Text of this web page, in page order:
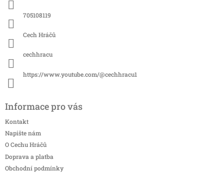
705108119
Cech Hráčů
cechhracu
https://www.youtube.com/@cechhracu1
Informace pro vás
Kontakt
Napište nám
O Cechu Hráčů
Doprava a platba
Obchodní podmínky